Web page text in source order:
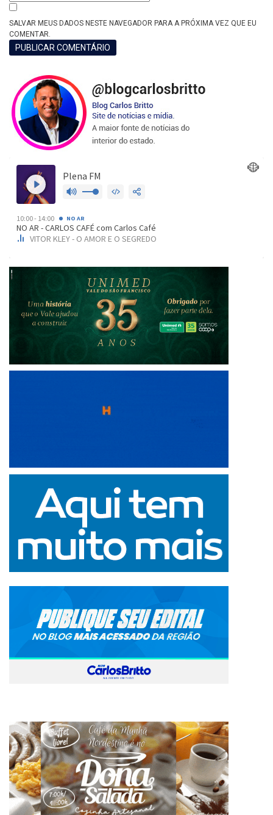
SALVAR MEUS DADOS NESTE NAVEGADOR PARA A PRÓXIMA VEZ QUE EU
COMENTAR.